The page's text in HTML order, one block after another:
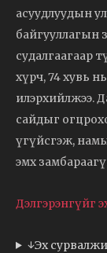
асуудлуудын
байгууллагын
судалгаагаар
хүрч, 74 хувь нь
илэрхийлжээ.
сайдыг
үгүйсгэж,
эмх
Дэлгэрэнгүйг
↓Эх